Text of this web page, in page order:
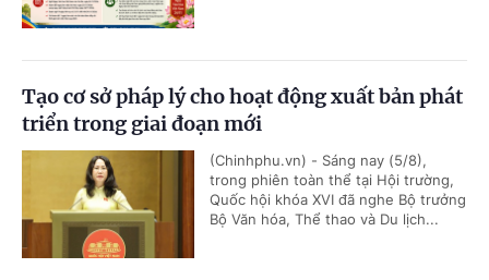
Tạo cơ sở pháp lý cho hoạt động xuất bản phát
triển trong giai đoạn mới
(Chinhphu.vn) - Sáng nay (5/8),
trong phiên toàn thể tại Hội trường,
Quốc hội khóa XVI đã nghe Bộ trưởng
Bộ Văn hóa, Thể thao và Du lịch...